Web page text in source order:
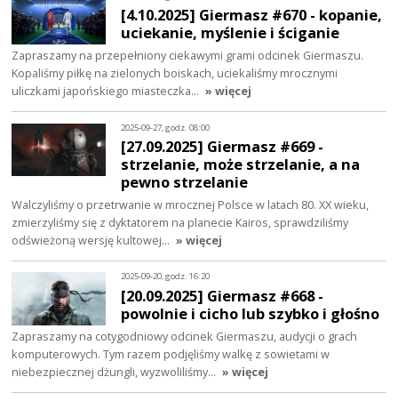
[4.10.2025] Giermasz #670 - kopanie,
uciekanie, myślenie i ściganie
Zapraszamy na przepełniony ciekawymi grami odcinek Giermaszu.
Kopaliśmy piłkę na zielonych boiskach, uciekaliśmy mrocznymi
uliczkami japońskiego miasteczka… » więcej
2025-09-27, godz. 08:00
[27.09.2025] Giermasz #669 -
strzelanie, może strzelanie, a na
pewno strzelanie
Walczyliśmy o przetrwanie w mrocznej Polsce w latach 80. XX wieku,
zmierzyliśmy się z dyktatorem na planecie Kairos, sprawdziliśmy
odświeżoną wersję kultowej… » więcej
2025-09-20, godz. 16:20
[20.09.2025] Giermasz #668 -
powolnie i cicho lub szybko i głośno
Zapraszamy na cotygodniowy odcinek Giermaszu, audycji o grach
komputerowych. Tym razem podjęliśmy walkę z sowietami w
niebezpiecznej dżungli, wyzwoliliśmy… » więcej